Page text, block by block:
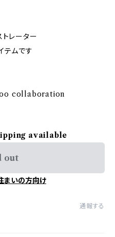
レーター
テムです
collaboration
available
out
まいの方向け
通報する